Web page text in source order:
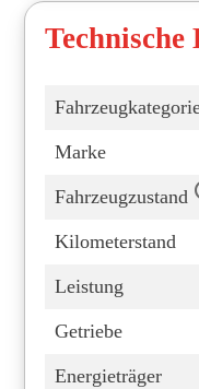
Technische
Marke
Fahrzeugzustand
Kilometerstand
Leistung
Getriebe
Energieträger